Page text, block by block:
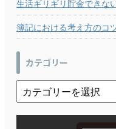
生活ギリギリ貯金できな
簿記における考え方のコ
カテゴリー